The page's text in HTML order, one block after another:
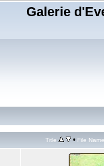
Galerie
Title • File Name